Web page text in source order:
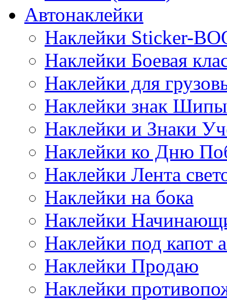
Автонаклейки
Наклейки Sticker-
Наклейки Боевая
Наклейки для
Наклейки знак Шипы
Наклейки и Знаки
Наклейки ко Дню
Наклейки Лента
Наклейки на бока
Наклейки
Наклейки под капот
Наклейки Продаю
Наклейки